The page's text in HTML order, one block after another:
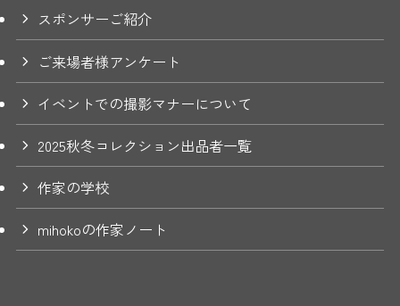
スポンサーご紹介
ご来場者様アンケート
イベントでの撮影マナーについて
2025秋冬コレクション出品者一覧
作家の学校
mihokoの作家ノート